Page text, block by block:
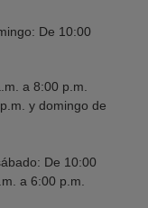
De 10:00
a 8:00 p.m.
y domingo de
De 10:00
a 6:00 p.m.